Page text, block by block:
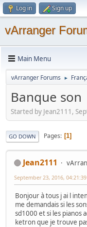
Log in Sign up
vArranger
Main Menu
vArranger Forums ►
Banque son
Started by Jean2111,
GO DOWN Pages 1
Jean2111
September 23, 2016,
Bonjour à tous j ai l
me demandais si les
sd1000 et si les pianos
ketron que je trouve